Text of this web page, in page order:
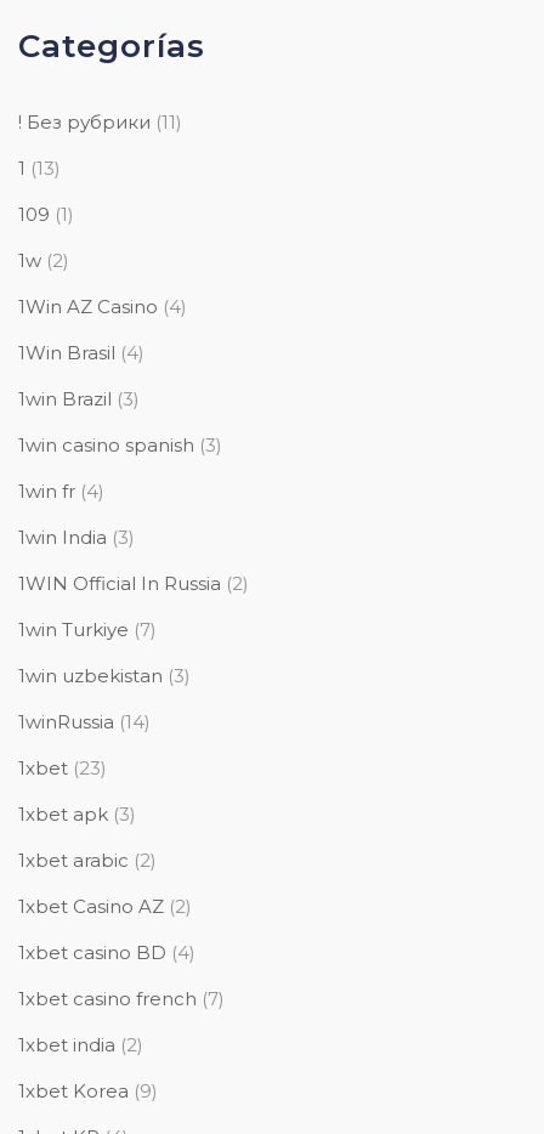
Categorías
! Без рубрики (11)
1 (13)
109 (1)
1w (2)
1Win AZ Casino (4)
1Win Brasil (4)
1win Brazil (3)
1win casino spanish (3)
1win fr (4)
1win India (3)
1WIN Official In Russia (2)
1win Turkiye (7)
1win uzbekistan (3)
1winRussia (14)
1xbet (23)
1xbet apk (3)
1xbet arabic (2)
1xbet Casino AZ (2)
1xbet casino BD (4)
1xbet casino french (7)
1xbet india (2)
1xbet Korea (9)